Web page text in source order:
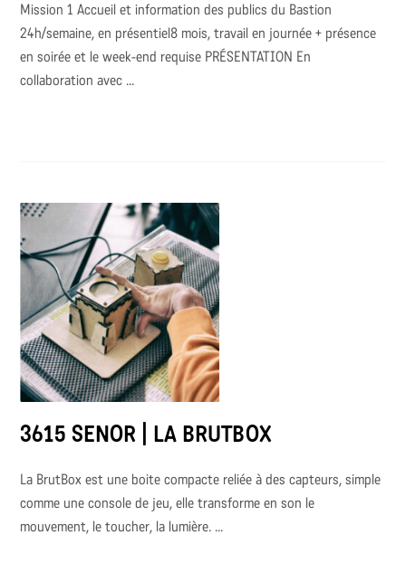
Mission 1 Accueil et information des publics du Bastion
24h/semaine, en présentiel8 mois, travail en journée + présence
en soirée et le week-end requise PRÉSENTATION En
collaboration avec ...
3615 SENOR | LA BRUTBOX
La BrutBox est une boite compacte reliée à des capteurs, simple
comme une console de jeu, elle transforme en son le
mouvement, le toucher, la lumière. ...